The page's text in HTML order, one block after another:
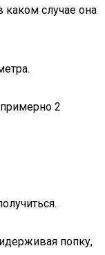
случае она
2
попку,